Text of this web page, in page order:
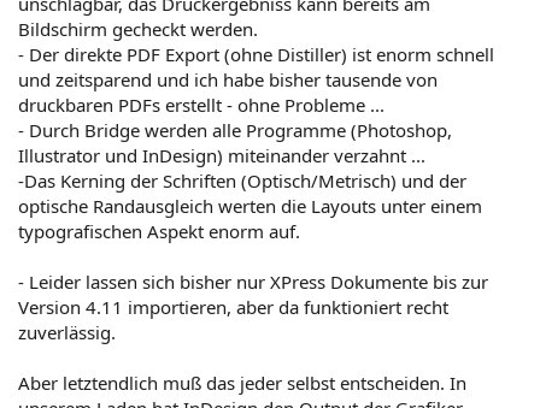
Bildschirm gecheckt werden.
- Der direkte PDF Export (ohne Distiller) ist enorm schnell
und zeitsparend und ich habe bisher tausende von
druckbaren PDFs erstellt - ohne Probleme ...
- Durch Bridge werden alle Programme (Photoshop,
Illustrator und InDesign) miteinander verzahnt ...
-Das Kerning der Schriften (Optisch/Metrisch) und der
optische Randausgleich werten die Layouts unter einem
typografischen Aspekt enorm auf.
- Leider lassen sich bisher nur XPress Dokumente bis zur
Version 4.11 importieren, aber da funktioniert recht
zuverlässig.
Aber letztendlich muß das jeder selbst entscheiden. In